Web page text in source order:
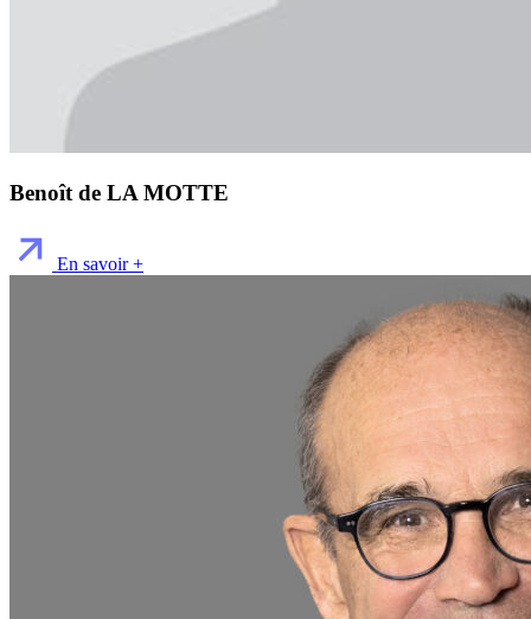
Benoît de LA MOTTE
En savoir +